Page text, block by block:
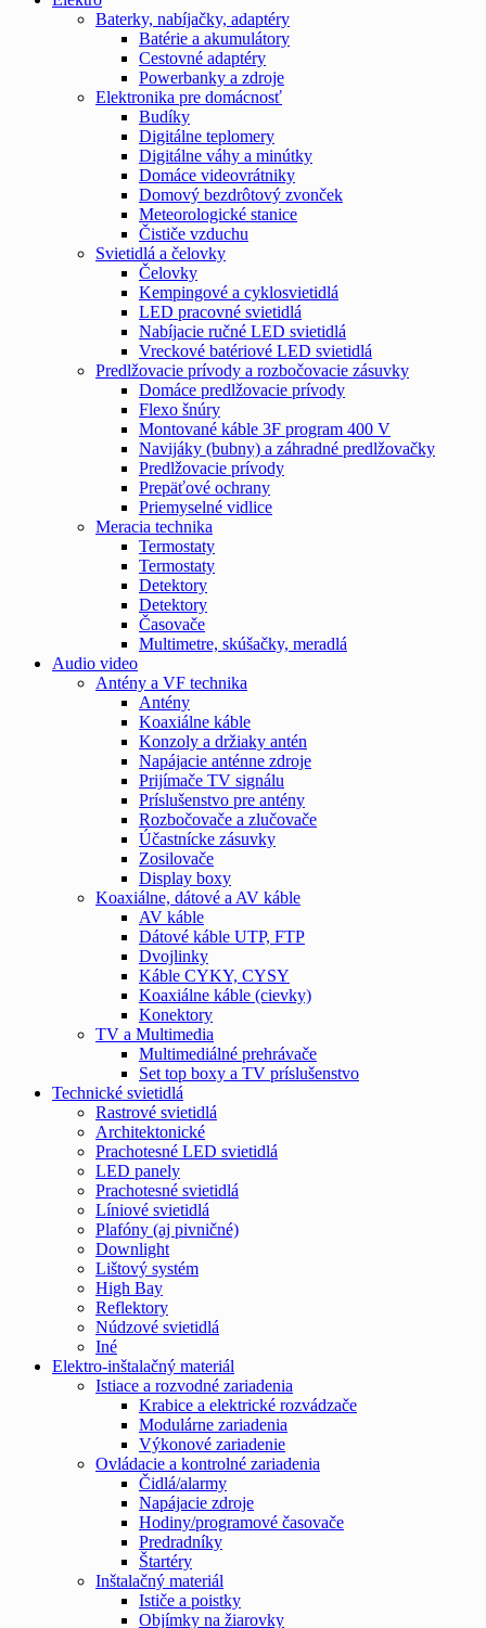
Baterky, nabíjačky, adaptéry
Batérie a akumulátory
Cestovné adaptéry
Powerbanky a zdroje
Elektronika pre domácnosť
Budíky
Digitálne teplomery
Digitálne váhy a minútky
Domáce videovrátniky
Domový bezdrôtový zvonček
Meteorologické stanice
Čističe vzduchu
Svietidlá a čelovky
Čelovky
Kempingové a cyklosvietidlá
LED pracovné svietidlá
Nabíjacie ručné LED svietidlá
Vreckové batériové LED svietidlá
Predlžovacie prívody a rozbočovacie zásuvky
Domáce predlžovacie prívody
Flexo šnúry
Montované káble 3F program 400 V
Navijáky (bubny) a záhradné predlžovačky
Predlžovacie prívody
Prepäťové ochrany
Priemyselné vidlice
Meracia technika
Termostaty
Termostaty
Detektory
Detektory
Časovače
Multimetre, skúšačky, meradlá
Audio video
Antény a VF technika
Antény
Koaxiálne káble
Konzoly a držiaky antén
Napájacie anténne zdroje
Prijímače TV signálu
Príslušenstvo pre antény
Rozbočovače a zlučovače
Účastnícke zásuvky
Zosilovače
Display boxy
Koaxiálne, dátové a AV káble
AV káble
Dátové káble UTP, FTP
Dvojlinky
Káble CYKY, CYSY
Koaxiálne káble (cievky)
Konektory
TV a Multimedia
Multimediálné prehrávače
Set top boxy a TV príslušenstvo
Technické svietidlá
Rastrové svietidlá
Architektonické
Prachotesné LED svietidlá
LED panely
Prachotesné svietidlá
Líniové svietidlá
Plafóny (aj pivničné)
Downlight
Lištový systém
High Bay
Reflektory
Núdzové svietidlá
Iné
Elektro-inštalačný materiál
Istiace a rozvodné zariadenia
Krabice a elektrické rozvádzače
Modulárne zariadenia
Výkonové zariadenie
Ovládacie a kontrolné zariadenia
Čidlá/alarmy
Napájacie zdroje
Hodiny/programové časovače
Predradníky
Štartéry
Inštalačný materiál
Ističe a poistky
Objímky na žiarovky